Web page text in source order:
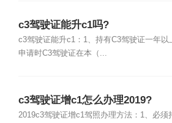
c3驾驶证能升c1吗?
c3驾驶证能升c1：1、持有C3驾驶证一年以
申请时C3驾驶证在本（...
c3驾驶证增c1怎么办理2019?
2019c3驾驶证增c1驾照办理方法：1、必须